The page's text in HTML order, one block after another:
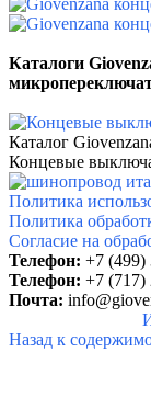
Каталоги
Каталог
Концевые
Политика
Политика
Согласие на
Телефон: +7 (499)
Телефон: +7 (717)
Почта:
Назад к